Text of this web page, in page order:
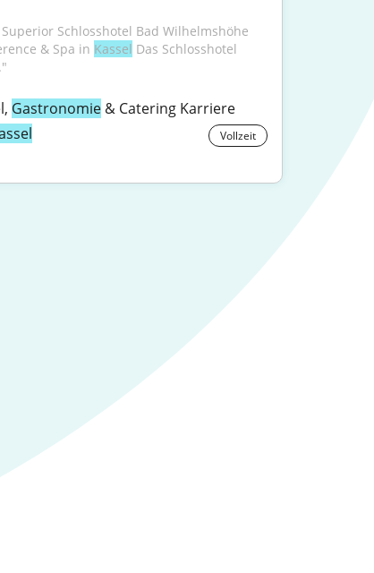
Schlosshotel Bad Wilhelmshöhe
& Spa in Kassel Das Schlosshotel
Gastronomie & Catering Karriere
Vollzeit